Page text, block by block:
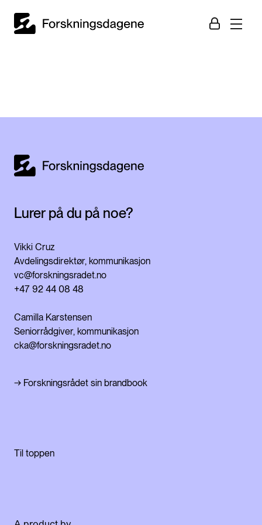
Lurer på du på noe?
Vikki Cruz
Avdelingsdirektør, kommunikasjon
vc@forskningsradet.no
+47 92 44 08 48
Camilla Karstensen
Seniorrådgiver, kommunikasjon
cka@forskningsradet.no
→ Forskningsrådet sin brandbook
Til toppen